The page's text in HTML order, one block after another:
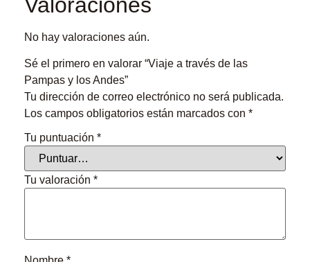
No hay valoraciones aún.
Sé el primero en valorar “Viaje a través de las
Pampas y los Andes”
Tu dirección de correo electrónico no será publicada.
Los campos obligatorios están marcados con *
Tu puntuación *
Tu valoración *